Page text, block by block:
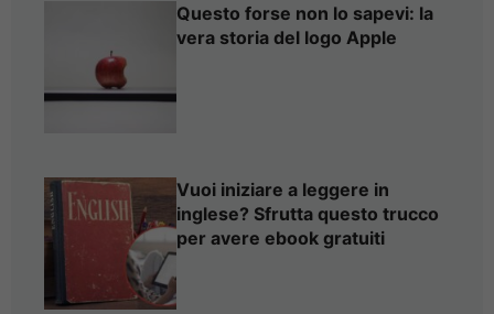
Questo forse non lo sapevi: la
vera storia del logo Apple
Vuoi iniziare a leggere in
inglese? Sfrutta questo trucco
per avere ebook gratuiti